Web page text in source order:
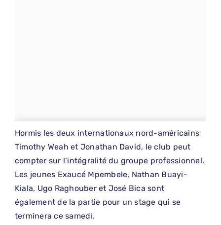
Hormis les deux internationaux nord-américains
Timothy Weah et Jonathan David, le club peut
compter sur l’intégralité du groupe professionnel.
Les jeunes Exaucé Mpembele, Nathan Buayi-
Kiala, Ugo Raghouber et José Bica sont
également de la partie pour un stage qui se
terminera ce samedi.